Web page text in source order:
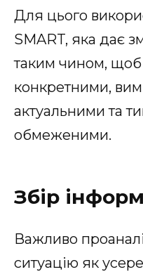
Для цього
SMART, яка дає
таким чином,
конкретними,
актуальними та
обмеженими.
Збір
Важливо
ситуацію як